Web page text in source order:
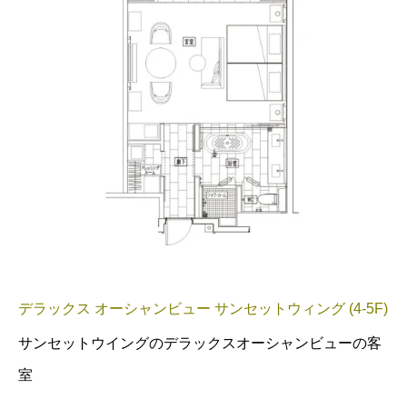
デラックス オーシャンビュー サンセットウィング (4-5F)
サンセットウイングのデラックスオーシャンビューの客
室